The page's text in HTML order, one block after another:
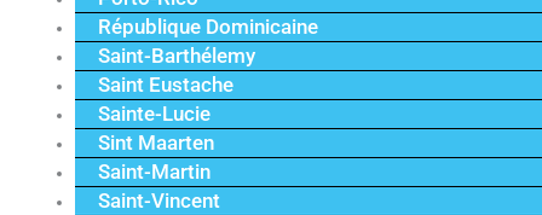
République Dominicaine
Saint-Barthélemy
Saint Eustache
Sainte-Lucie
Sint Maarten
Saint-Martin
Saint-Vincent